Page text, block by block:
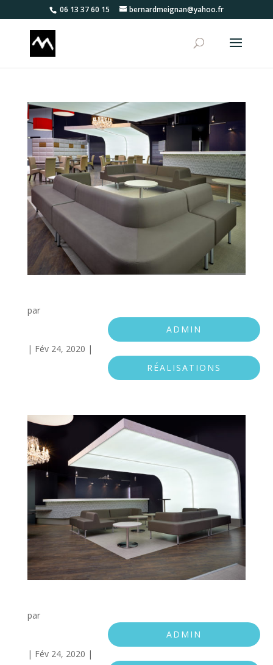
06 13 37 60 15 bernardmeignan@yahoo.fr
par
ADMIN
| Fév 24, 2020 |
RÉALISATIONS
par
ADMIN
| Fév 24, 2020 |